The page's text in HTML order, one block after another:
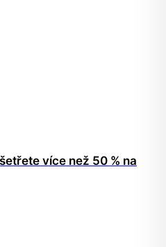
více než 50 % na